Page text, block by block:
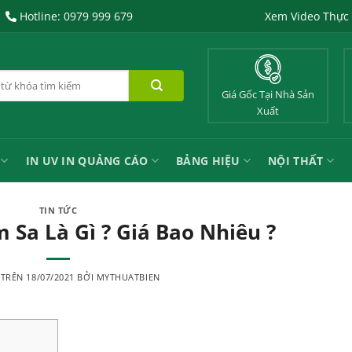
Hotline: 0979 999 679 Xem Video Thực
Giá Gốc Tại Nhà Sản
Xuất
IN UV IN QUẢNG CÁO BẢNG HIỆU NỘI THẤT
TIN TỨC
Sa Là Gì ? Giá Bao Nhiêu ?
18/07/2021 BỞI MYTHUATBIEN